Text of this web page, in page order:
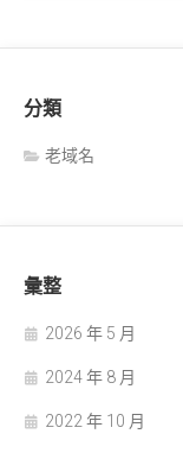
分類
老域名
彙整
2026 年 5 月
2024 年 8 月
2022 年 10 月